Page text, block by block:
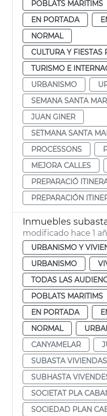
POBLATS MARITIMS
EN PORTADA
NORMAL
CULTURA Y FIESTAS
TURISMO E
URBANISMO
SEMANA SANTA
JUAN GINER
SETMANA SANTA
PROCESSONS
MEJORA CALLES
PREPARACIÓ
PREPARACIÓN
modificado hace 1
URBANISMO Y
URBANISMO
TODAS LAS
POBLATS MARITIMS
EN PORTADA
NORMAL
CANYAMELAR
SUBASTA VIVIENDAS
SUBHASTA
SOCIETAT PLA
SOCIEDAD PLAN